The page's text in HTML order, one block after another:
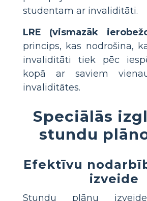
studentam ar invaliditāti.
LRE (vismazāk
princips, kas nodrošina,
invaliditāti tiek pēc
kopā ar saviem
invaliditātes.
Speciālās
stundu
Efektīvu
izveide
Stundu plānu